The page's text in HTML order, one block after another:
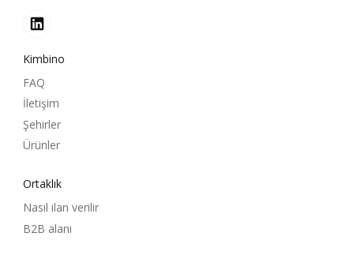
Kimbino
FAQ
İletişim
Şehirler
Ürünler
Ortaklık
Nasıl ilan verilir
B2B alanı